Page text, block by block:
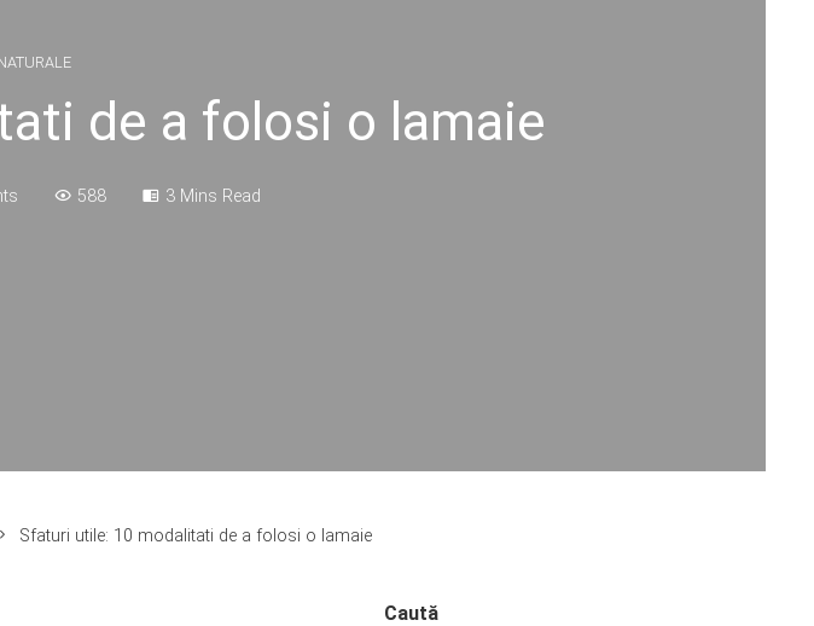
de a folosi o lamaie
588 3 Mins Read
Sfaturi utile: 10 modalitati de a folosi o lamaie
Caută